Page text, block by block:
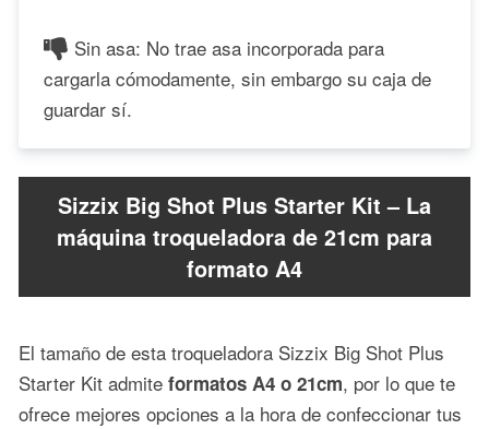
Sin asa: No trae asa incorporada para
cargarla cómodamente, sin embargo su caja de
guardar sí.
Sizzix Big Shot Plus Starter Kit – La
máquina troqueladora de 21cm para
formato A4
El tamaño de esta troqueladora Sizzix Big Shot Plus
Starter Kit admite formatos A4 o 21cm, por lo que te
ofrece mejores opciones a la hora de confeccionar tus